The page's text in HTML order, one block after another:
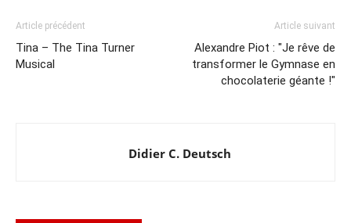
Article précédent
Tina – The Tina Turner
Musical
Article suivant
Alexandre Piot : "Je rêve de
transformer le Gymnase en
chocolaterie géante !"
Didier C. Deutsch